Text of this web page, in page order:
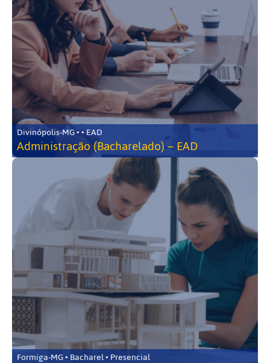
Divinópolis-MG • • EAD
Administração (Bacharelado) – EAD
Formiga-MG • Bacharel • Presencial